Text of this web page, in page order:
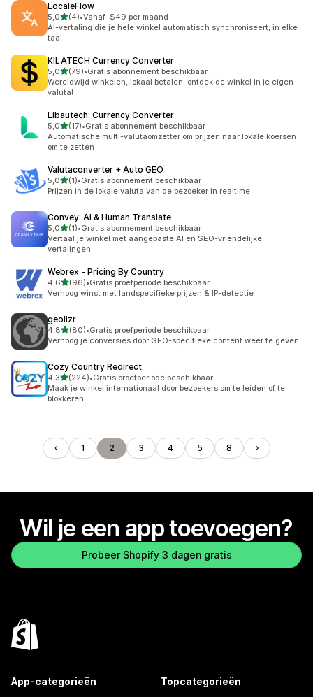
LocaleFlow
5,0van 5 sterren
(4)
4 recensies in totaal
•Vanaf $49 per maand
AI-vertaling die je hele winkel automatisch synchroniseert, in elke
taal
KILATECH Currency Converter
5,0van 5 sterren
(79)
79 recensies in totaal
•Gratis abonnement beschikbaar
Wereldwijd winkelen, lokaal betalen: ontdek de winkel in je eigen
valuta!
Libautech: Currency Converter
5,0van 5 sterren
(17)
17 recensies in totaal
•Gratis abonnement beschikbaar
Automatische multi-valutaomzetter om prijzen naar lokale koersen
om te zetten
Valutaconverter + Auto GEO
5,0van 5 sterren
(1)
1 recensies in totaal
•Gratis abonnement beschikbaar
Prijzen in de lokale valuta van de bezoeker in realtime
Convey: AI & Human Translate
5,0van 5 sterren
(1)
1 recensies in totaal
•Gratis abonnement beschikbaar
Vertaal je winkel met aangepaste AI en SEO-vriendelijke
vertalingen.
Webrex ‑ Pricing By Country
4,6van 5 sterren
(96)
96 recensies in totaal
•Gratis proefperiode beschikbaar
Verhoog winst met landspecifieke prijzen & IP-detectie
geolizr
4,8van 5 sterren
(80)
80 recensies in totaal
•Gratis proefperiode beschikbaar
Verhoog je conversies door GEO-specifieke content weer te geven
Cozy Country Redirect
4,3van 5 sterren
(224)
224 recensies in totaal
•Gratis proefperiode beschikbaar
Maak je winkel internationaal door bezoekers om te leiden of te
blokkeren
1 2 3 4 5 8
Wil je een app toevoegen?
Probeer Shopify 3 dagen gratis
App-categorieën Topcategorieën